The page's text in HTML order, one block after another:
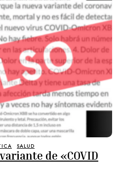
SALUD
de «COVID